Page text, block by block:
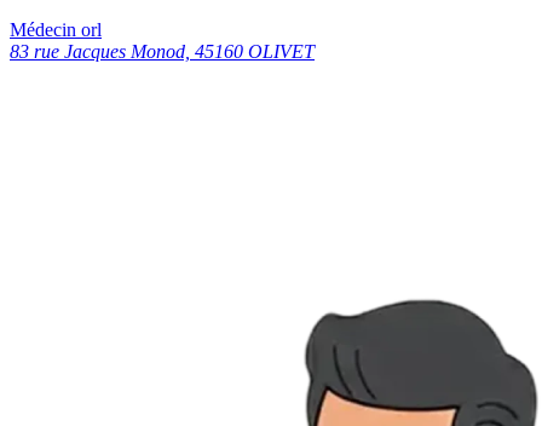
Médecin orl
83 rue Jacques Monod, 45160 OLIVET